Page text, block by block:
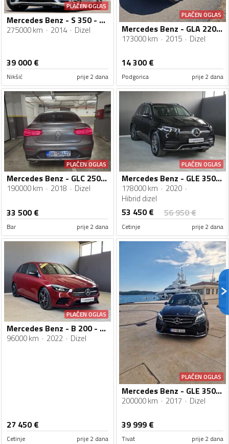
PLAĆEN OGLAS
Mercedes Benz - S 350 - 350d
275000 km 2014 Dizel
39 000€
Nikšić prije 2 dana
PLAĆEN OGLAS
Mercedes Benz - GLA 220 - 220 cdi
173000 km 2015 Dizel
14 300€
Podgorica prije 2 dana
PLAĆEN OGLAS
Mercedes Benz - GLC 250 - Cupe 4x4
190000 km 2018 Dizel
33 500€
Bar prije 2 dana
PLAĆEN OGLAS
Mercedes Benz - GLE 350 - 4 MATIC - AMG
178000 km
2020
Hibrid dizel
53 450€ 56 950€
Cetinje prije 2 dana
PLAĆEN OGLAS
Mercedes Benz - B 200 - AMG - 2022 GOD
96000 km 2022 Dizel
27 450€
Cetinje prije 2 dana
PLAĆEN OGLAS
Mercedes Benz - GLE 350 - 3.0 V6 dizel 4MATIC pogon na sva četiri točka 9G-TRONIC automatski
200000 km 2017 Dizel
39 999 €
Tivat prije 2 dana